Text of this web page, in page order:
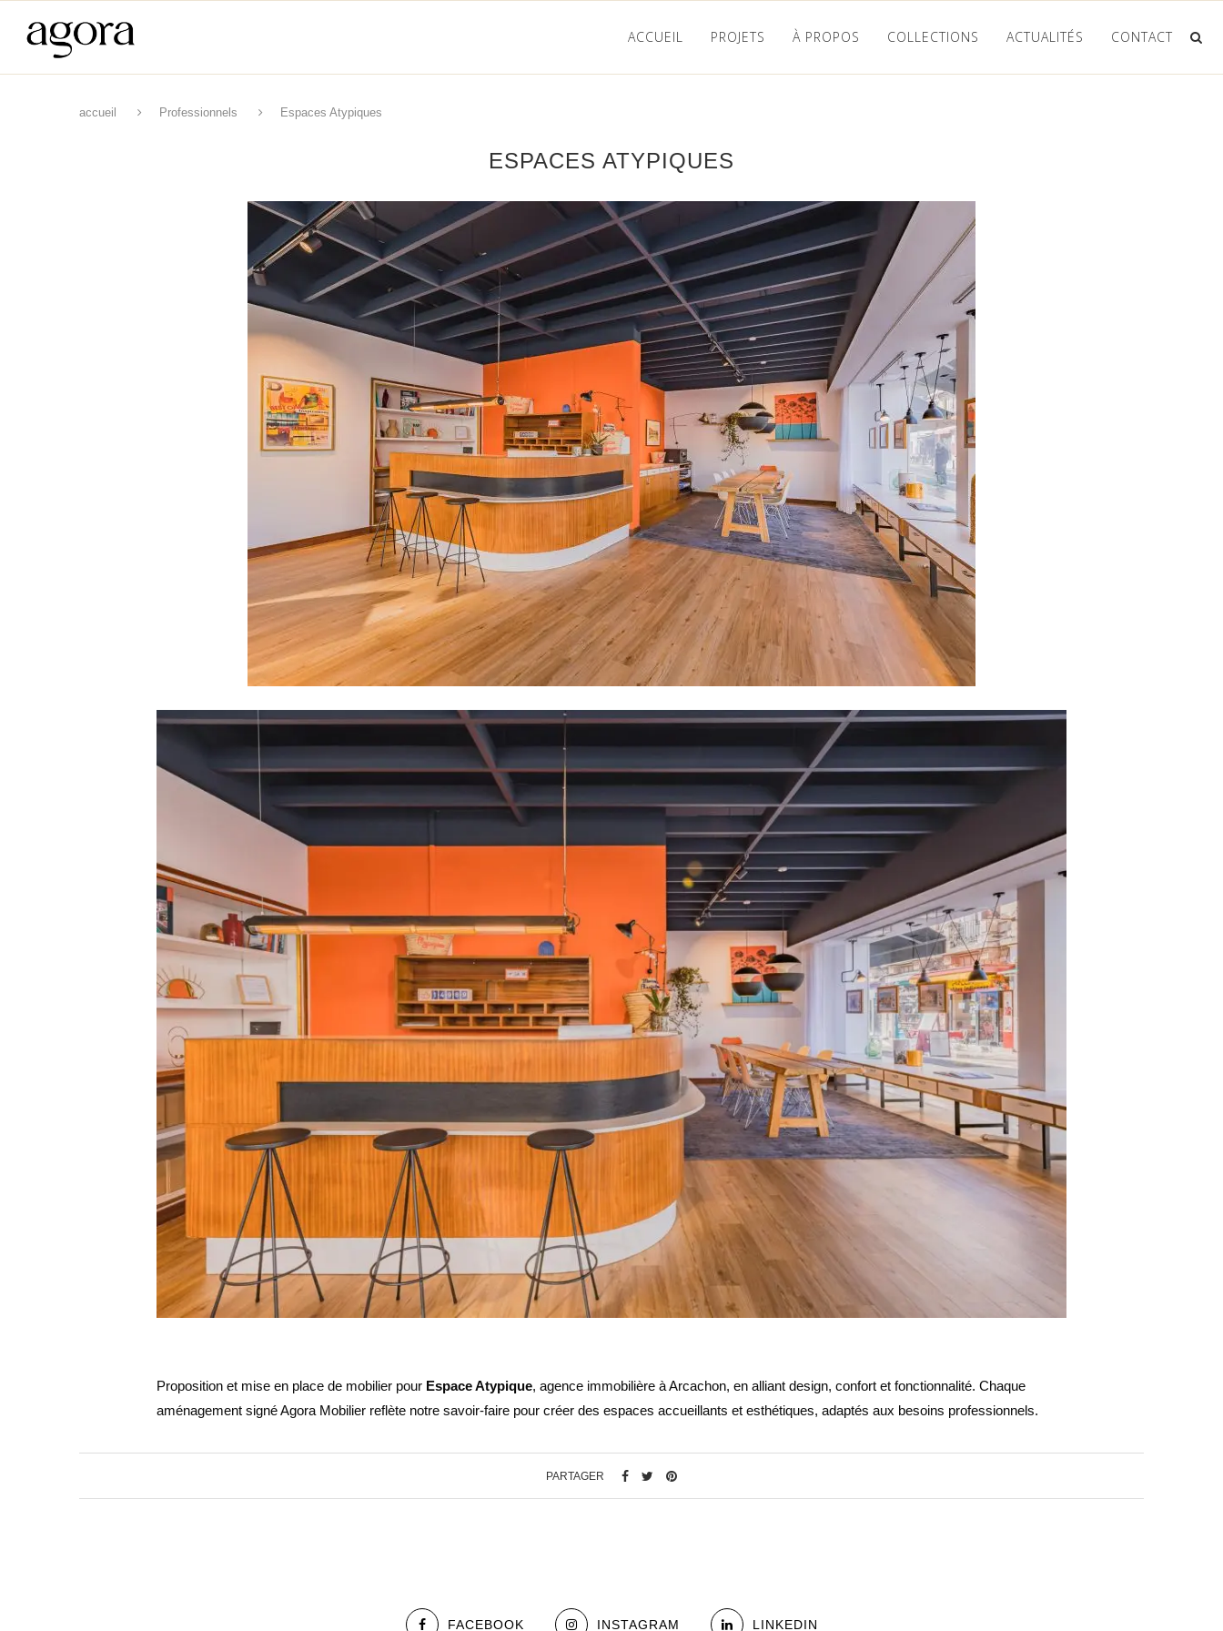
ACCUEIL PROJETS À PROPOS COLLECTIONS ACTUALITÉS CONTACT
accueil Professionnels Espaces Atypiques
ESPACES ATYPIQUES
Proposition et mise en place de mobilier pour Espace Atypique, agence immobilière à Arcachon, en alliant design, confort et fonctionnalité. Chaque
aménagement signéAgora Mobilier reflète notre savoir-faire pour créer des espaces accueillants et esthétiques, adaptés aux besoins professionnels.
PARTAGER
FACEBOOK INSTAGRAM LINKEDIN